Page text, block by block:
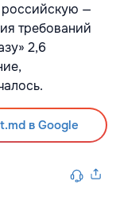
российскую —
требований
2,6
в Google